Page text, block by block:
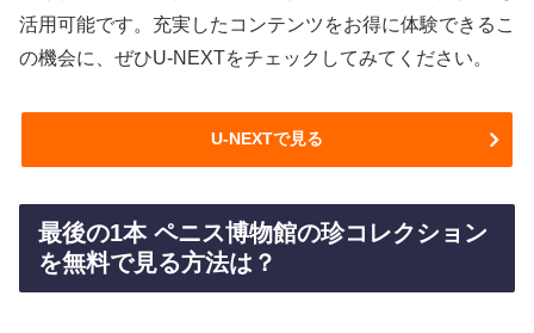
活用可能です。充実したコンテンツをお得に体験できるこ
の機会に、ぜひU-NEXTをチェックしてみてください。
U-NEXTで見る
最後の1本 ペニス博物館の珍コレクション
を無料で見る方法は？